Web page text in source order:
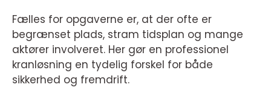
Fælles for opgaverne er, at der ofte er
begrænset plads, stram tidsplan og mange
aktører involveret. Her gør en professionel
kranløsning en tydelig forskel for både
sikkerhed og fremdrift.